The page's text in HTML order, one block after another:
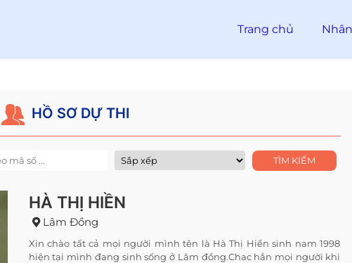
Trang chủ
HỒ SƠ DỰ THI
HÀ THỊ HIỀN
Lâm Đồng
Xin chào tất cả mọi người mình tên là Hà Thị Hiền sinh nam 1998
hiện tại mình đang sinh sống ở Lâm đồng.Chac hẳn mọi người khi